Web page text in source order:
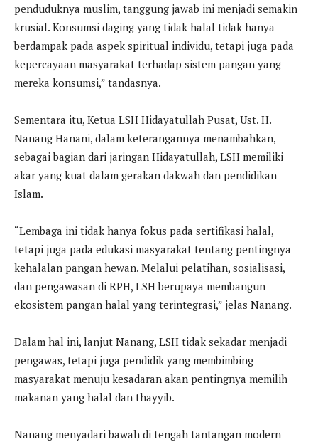
penduduknya muslim, tanggung jawab ini menjadi semakin
krusial. Konsumsi daging yang tidak halal tidak hanya
berdampak pada aspek spiritual individu, tetapi juga pada
kepercayaan masyarakat terhadap sistem pangan yang
mereka konsumsi,” tandasnya.
Sementara itu, Ketua LSH Hidayatullah Pusat, Ust. H.
Nanang Hanani, dalam keterangannya menambahkan,
sebagai bagian dari jaringan Hidayatullah, LSH memiliki
akar yang kuat dalam gerakan dakwah dan pendidikan
Islam.
“Lembaga ini tidak hanya fokus pada sertifikasi halal,
tetapi juga pada edukasi masyarakat tentang pentingnya
kehalalan pangan hewan. Melalui pelatihan, sosialisasi,
dan pengawasan di RPH, LSH berupaya membangun
ekosistem pangan halal yang terintegrasi,” jelas Nanang.
Dalam hal ini, lanjut Nanang, LSH tidak sekadar menjadi
pengawas, tetapi juga pendidik yang membimbing
masyarakat menuju kesadaran akan pentingnya memilih
makanan yang halal dan thayyib.
Nanang menyadari bawah di tengah tantangan modern